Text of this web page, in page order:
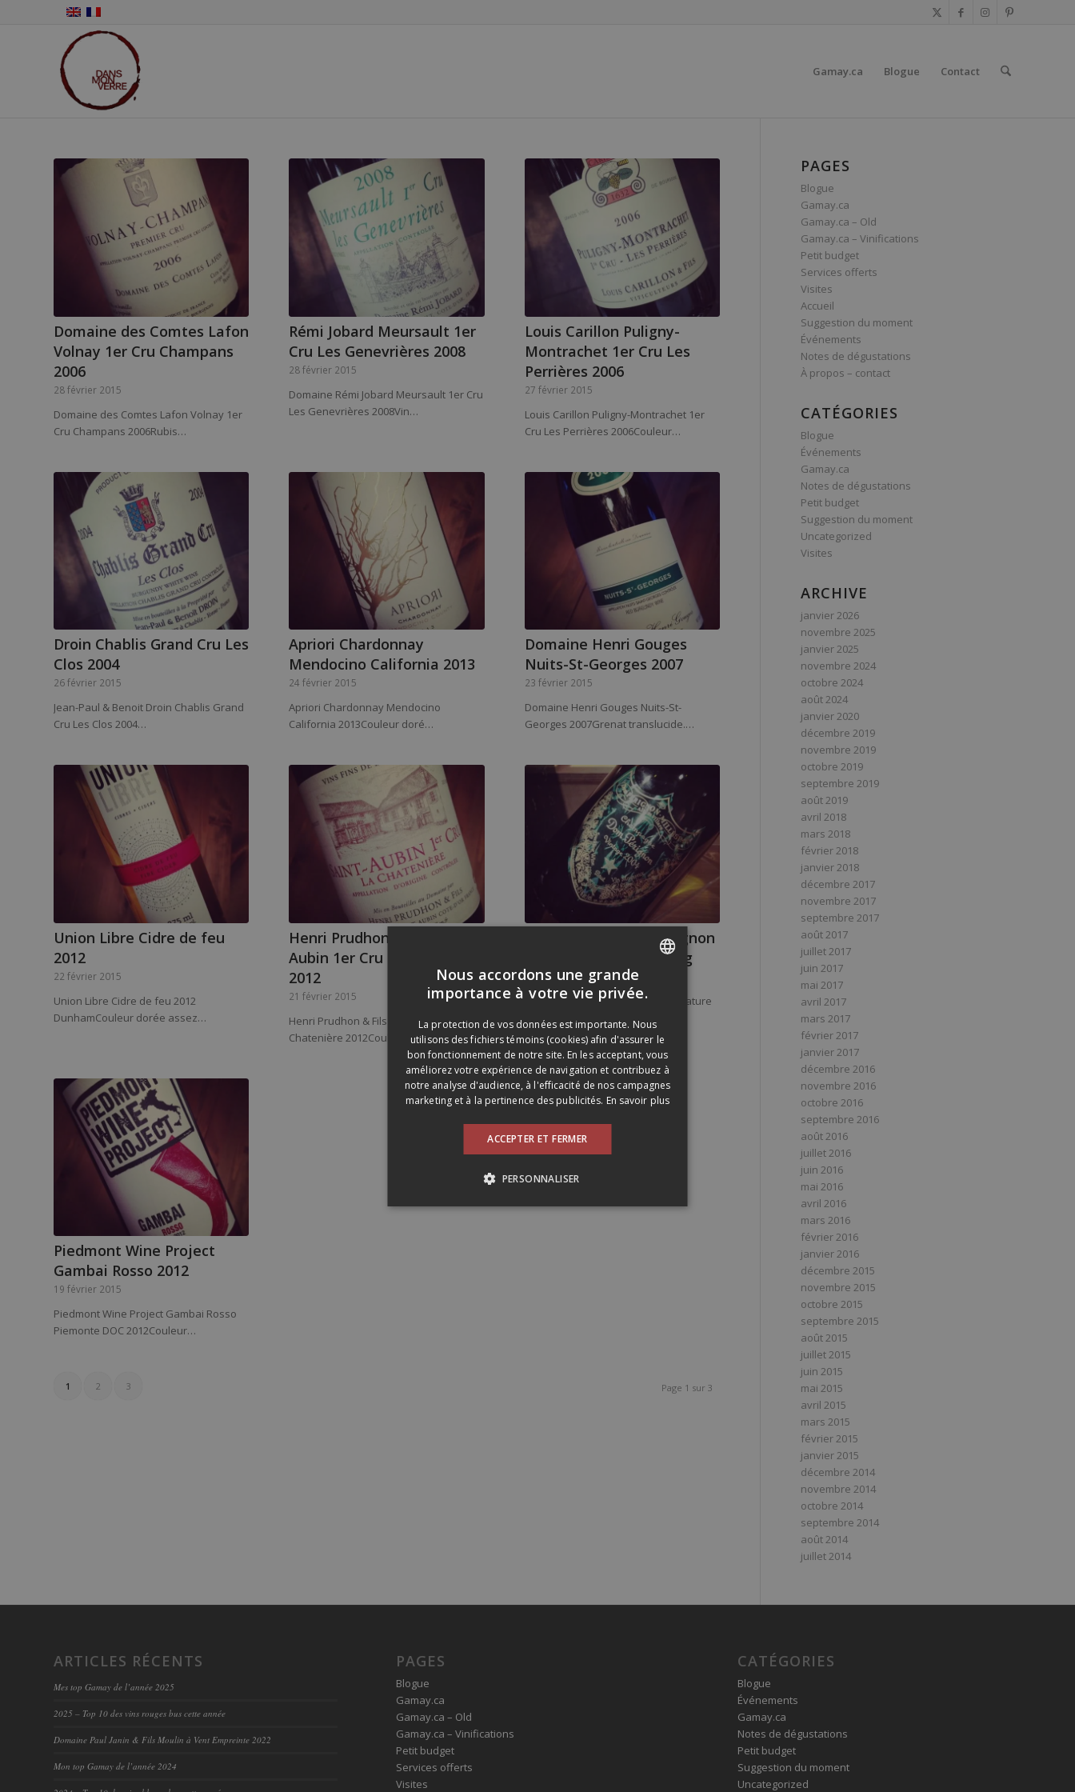
Gamay.ca Blogue Contact
Domaine des Comtes Lafon
Volnay 1er Cru Champans
2006
28 février 2015
Domaine des Comtes Lafon Volnay 1er
Cru Champans 2006Rubis…
Rémi Jobard Meursault 1er
Cru Les Genevrières 2008
28 février 2015
Domaine Rémi Jobard Meursault 1er Cru
Les Genevrières 2008Vin…
Louis Carillon Puligny-
Montrachet 1er Cru Les
Perrières 2006
27 février 2015
Louis Carillon Puligny-Montrachet 1er
Cru Les Perrières 2006Couleur…
Droin Chablis Grand Cru Les
Clos 2004
26 février 2015
Jean-Paul & Benoit Droin Chablis Grand
Cru Les Clos 2004…
Apriori Chardonnay
Mendocino California 2013
24 février 2015
Apriori Chardonnay Mendocino
California 2013Couleur doré…
Domaine Henri Gouges
Nuits-St-Georges 2007
23 février 2015
Domaine Henri Gouges Nuits-St-
Georges 2007Grenat translucide.…
Union Libre Cidre de feu
2012
22 février 2015
Union Libre Cidre de feu 2012
DunhamCouleur dorée assez…
Henri Prudhon & Fils St-
Aubin 1er Cru Chatenière
2012
21 février 2015
Henri Prudhon & Fils St-Aubin 1er Cru
Chatenière 2012Couleur…
Dégustation Dom Pérignon
Metamorphosis Tasting
20 février 2015
La semaine dernière, la SAQ Signature
de Montréal a organisée…
Piedmont Wine Project
Gambai Rosso 2012
19 février 2015
Piedmont Wine Project Gambai Rosso
Piemonte DOC 2012Couleur…
Page 1 sur 3
1 2 3
PAGES
Blogue
Gamay.ca
Gamay.ca – Old
Gamay.ca – Vinifications
Petit budget
Services offerts
Visites
Accueil
Suggestion du moment
Événements
Notes de dégustations
À propos – contact
CATÉGORIES
Blogue
Événements
Gamay.ca
Notes de dégustations
Petit budget
Suggestion du moment
Uncategorized
Visites
ARCHIVE
janvier 2026
novembre 2025
janvier 2025
novembre 2024
octobre 2024
août 2024
janvier 2020
décembre 2019
novembre 2019
octobre 2019
septembre 2019
août 2019
avril 2018
mars 2018
février 2018
janvier 2018
décembre 2017
novembre 2017
septembre 2017
août 2017
juillet 2017
juin 2017
mai 2017
avril 2017
mars 2017
février 2017
janvier 2017
décembre 2016
novembre 2016
octobre 2016
septembre 2016
août 2016
juillet 2016
juin 2016
mai 2016
avril 2016
mars 2016
février 2016
janvier 2016
décembre 2015
novembre 2015
octobre 2015
septembre 2015
août 2015
juillet 2015
juin 2015
mai 2015
avril 2015
mars 2015
février 2015
janvier 2015
décembre 2014
novembre 2014
octobre 2014
septembre 2014
août 2014
juillet 2014
ARTICLES RÉCENTS
Mes top Gamay de l’année 2025
2025 – Top 10 des vins rouges bus cette année
Domaine Paul Janin & Fils Moulin à Vent Empreinte 2022
Mon top Gamay de l’année 2024
PAGES
Blogue
Gamay.ca
Gamay.ca – Old
Gamay.ca – Vinifications
Petit budget
Services offerts
Visites
CATÉGORIES
Blogue
Événements
Gamay.ca
Notes de dégustations
Petit budget
Suggestion du moment
Uncategorized
FRENCH
Nous accordons une grande
importance à votre vie privée.
La protection de vos données est importante. Nous
utilisons des fichiers témoins (cookies) afin d'assurer le
bon fonctionnement de notre site. En les acceptant, vous
améliorez votre expérience de navigation et contribuez à
notre analyse d'audience, à l'efficacité de nos campagnes
marketing et à la pertinence des publicités. En savoir plus
ACCEPTER ET FERMER
PERSONNALISER